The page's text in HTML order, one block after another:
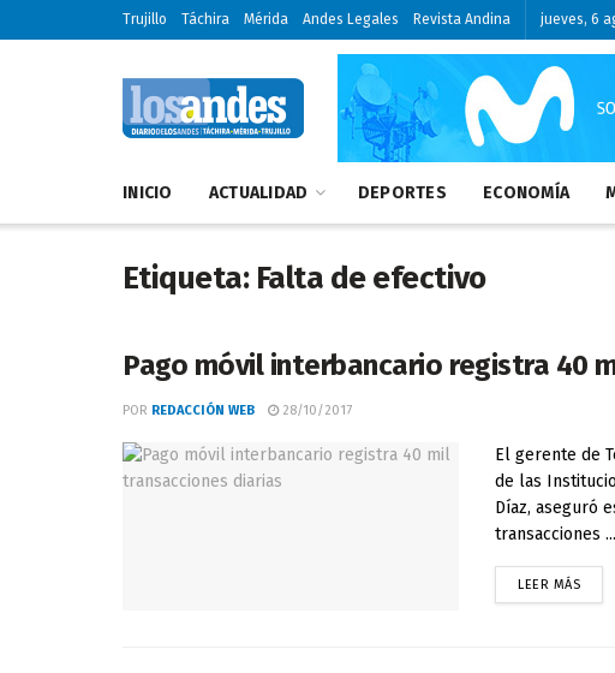
Trujillo Táchira Mérida Andes Legales Revista Andina jueves, 6
INICIO ACTUALIDAD DEPORTES ECONOMÍA
Etiqueta: Falta de efectivo
Pago móvil interbancario registra 40
POR REDACCIÓN WEB 28/10/2017
El gerente de
de las
Díaz, aseguró
transacciones ...
LEER MÁS